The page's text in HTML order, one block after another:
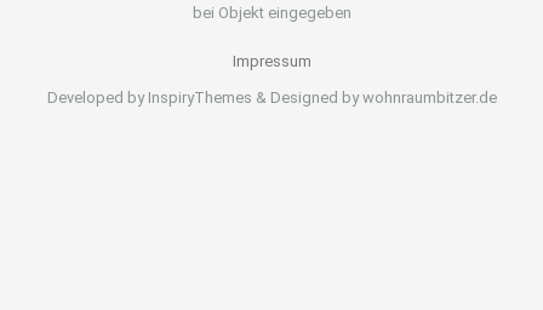
bei Objekt eingegeben
Impressum
Developed by InspiryThemes & Designed by wohnraumbitzer.de